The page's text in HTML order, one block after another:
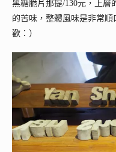
黑糖脆片那提/130元，上層
的苦味，整體風味是非常
歡：）